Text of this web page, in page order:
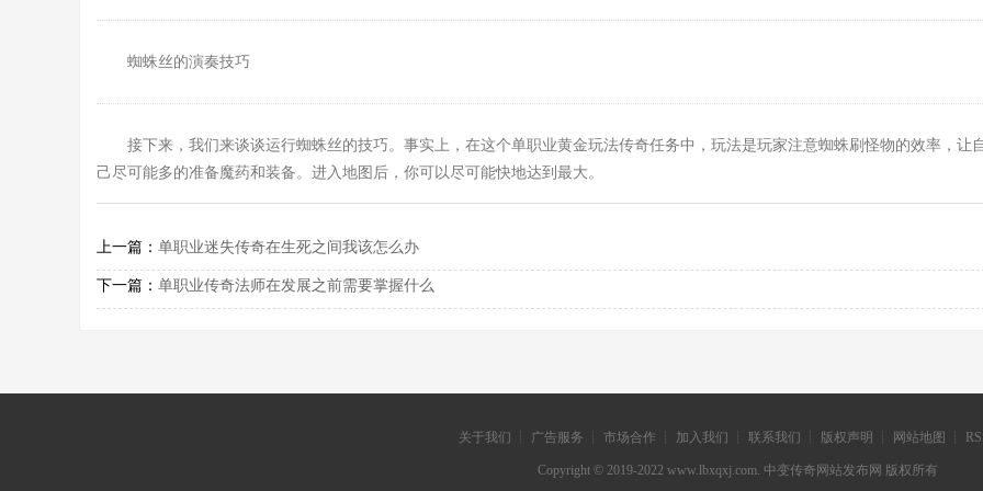
蜘蛛丝的演奏技巧
接下来，我们来谈谈运行蜘蛛丝的技巧。事实上，在这个单职业黄金玩法传奇任务中，玩法是玩家注意蜘蛛刷怪物的效率，让
己尽可能多的准备魔药和装备。进入地图后，你可以尽可能快地达到最大。
上一篇： 单职业迷失传奇在生死之间我该怎么办
下一篇： 单职业传奇法师在发展之前需要掌握什么
关于我们 ┊ 广告服务 ┊ 市场合作 ┊ 加入我们 ┊ 联系我们 ┊ 版权声明 ┊ 网站地图 ┊
Copyright © 2019-2022 www.lbxqxj.com. 中变传奇网站发布网 版权所有